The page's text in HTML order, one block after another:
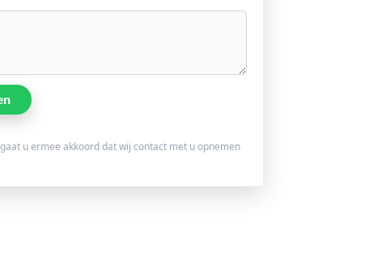
u ermee akkoord dat wij contact met u opnemen